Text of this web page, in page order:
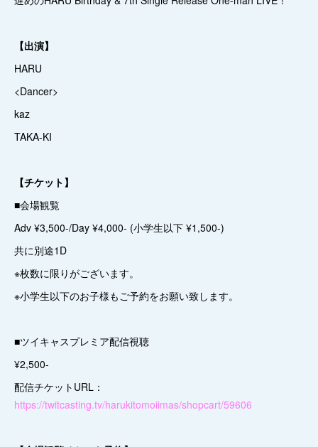
【出演】
HARU
<Dancer>
kaz
TAKA-KI
【チケット】
■会場観覧
Adv ¥3,500-/Day ¥4,000- (小学生以下 ¥1,500-)
共に別途1D
※枚数に限りがございます。
※小学生以下のお子様もご予約をお願い致します。
■ツイキャスプレミア配信視聴
¥2,500-
配信チケットURL：
https://twitcasting.tv/harukitomoiimas/shopcart/59606